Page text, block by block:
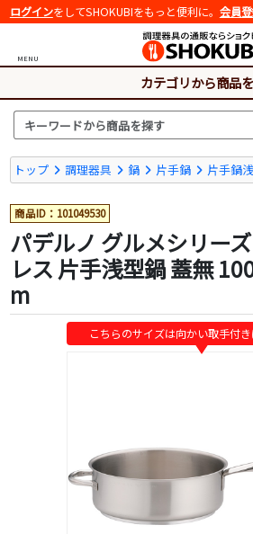
ログインをしてSHOKUBIをもっと便利に。 会員
MENU
カテゴリから商品
トップ 調理器具 鍋 片手鍋 片手鍋
商品ID：101049530
パデルノ グルメシリー
レス 片手浅型鍋 蓋無
m
こちらのサイズは向かい取手付き